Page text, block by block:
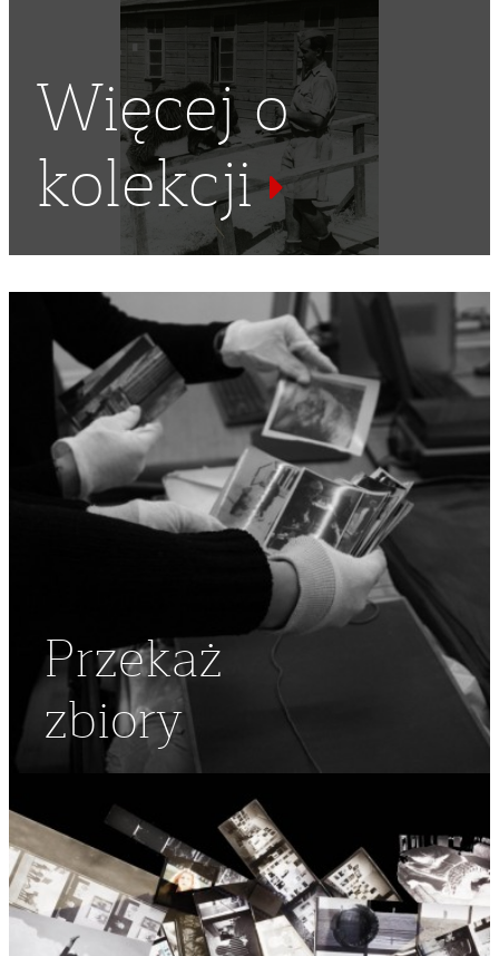
II WOJNA ŚWIATOWA
POLSKIE SIŁY ZBROJNE NA
PSZ NA ZACHODZIE POLONIA,RZĄD
STRZELCÓW PIESZYCH
POLACY WE FRANCJI
RZĄD RP NA
UCHODŹSTWIE, RZĄD RP NA EMIGRACJI,
WE FRANCJI
Więcej o
kolekcji
Przekaż
zbiory